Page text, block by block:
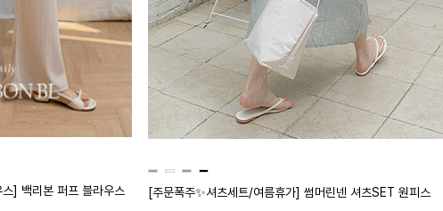
] 백리본 퍼프 블라우스 [주문폭주✨셔츠세트/여름휴가] 썸머린넨 셔츠SET 원피스